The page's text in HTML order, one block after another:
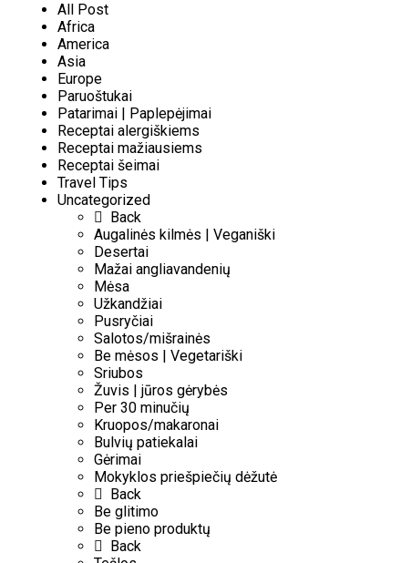
All Post
Africa
America
Asia
Europe
Paruoštukai
Patarimai | Paplepėjimai
Receptai alergiškiems
Receptai mažiausiems
Receptai šeimai
Travel Tips
Uncategorized
Back
Augalinės kilmės | Veganiški
Desertai
Mažai angliavandenių
Mėsa
Užkandžiai
Pusryčiai
Salotos/mišrainės
Be mėsos | Vegetariški
Sriubos
Žuvis | jūros gėrybės
Per 30 minučių
Kruopos/makaronai
Bulvių patiekalai
Gėrimai
Mokyklos priešpiečių dėžutė
Back
Be glitimo
Be pieno produktų
Back